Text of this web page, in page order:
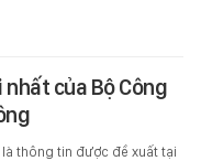
của Bộ Công
thông tin được đề xuất tại